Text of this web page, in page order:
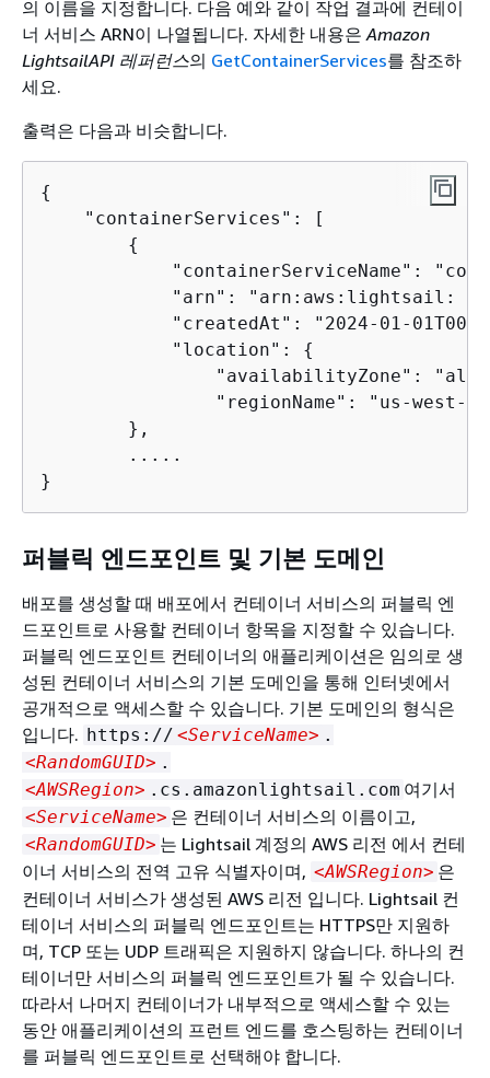
의 이름을 지정합니다. 다음 예와 같이 작업 결과에 컨테이
너 서비스 ARN이 나열됩니다. 자세한 내용은Amazon
LightsailAPI 레퍼런스의 GetContainerServices를 참조하
세요.
출력은 다음과 비슷합니다.
{
    "containerServices": [
{
"containerServiceName":
"arn": "arn:aws:lightsail:
"createdAt": "2024-01-
            "location":
{
"availabilityZone":
                "regionName": "us-west-2"
        },
        .....
}
퍼블릭 엔드포인트 및 기본 도메인
배포를 생성할 때 배포에서 컨테이너 서비스의 퍼블릭 엔
드포인트로 사용할 컨테이너 항목을 지정할 수 있습니다.
퍼블릭 엔드포인트 컨테이너의 애플리케이션은 임의로 생
성된 컨테이너 서비스의 기본 도메인을 통해 인터넷에서
공개적으로 액세스할 수 있습니다. 기본 도메인의 형식은
입니다. https:// <ServiceName> .
<RandomGUID> .
<AWSRegion> .cs.amazonlightsail.com 여기서
<ServiceName> 은 컨테이너 서비스의 이름이고,
<RandomGUID> 는 Lightsail 계정의 AWS 리전 에서 컨테
이너 서비스의 전역 고유 식별자이며, <AWSRegion> 은
컨테이너 서비스가 생성된 AWS 리전 입니다. Lightsail 컨
테이너 서비스의 퍼블릭 엔드포인트는 HTTPS만 지원하
며, TCP 또는 UDP 트래픽은 지원하지 않습니다. 하나의 컨
테이너만 서비스의 퍼블릭 엔드포인트가 될 수 있습니다.
따라서 나머지 컨테이너가 내부적으로 액세스할 수 있는
동안 애플리케이션의 프런트 엔드를 호스팅하는 컨테이너
를 퍼블릭 엔드포인트로 선택해야 합니다.